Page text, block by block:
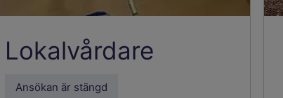
Lokalvårdare
Ansökan är stängd